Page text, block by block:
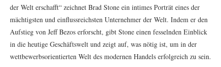
der Welt erschafft“ zeichnet Brad Stone ein intimes Porträt eines der
mächtigsten und einflussreichsten Unternehmer der Welt. Indem er den
Aufstieg von Jeff Bezos erforscht, gibt Stone einen fesselnden Einblick
in die heutige Geschäftswelt und zeigt auf, was nötig ist, um in der
wettbewerbsorientierten Welt des modernen Handels erfolgreich zu sein.